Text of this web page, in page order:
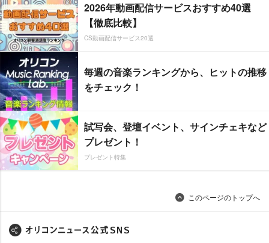
2026年動画配信サービスおすすめ40選
【徹底比較】
CS動画配信サービス20選
毎週の音楽ランキングから、ヒットの推移
をチェック！
試写会、登壇イベント、サインチェキなど
プレゼント！
プレゼント特集
このページのトップへ